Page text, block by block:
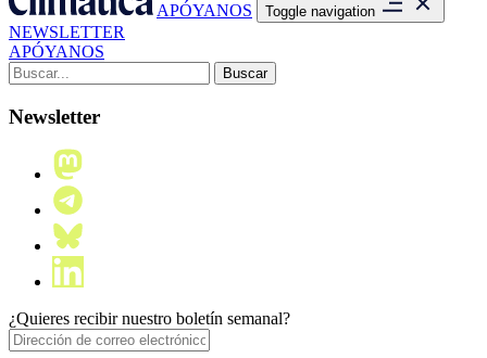
APÓYANOS Toggle navigation
NEWSLETTER
APÓYANOS
Buscar:
Newsletter
¿Quieres recibir nuestro boletín semanal?